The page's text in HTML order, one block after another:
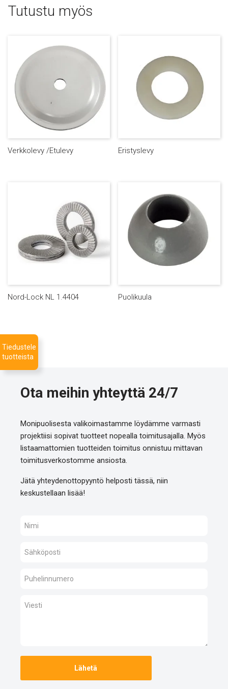
Tutustu myös
Verkkolevy /Etulevy Eristyslevy
Nord-Lock NL 1.4404 Puolikuula
Ota meihin yhteyttä 24/7
Monipuolisesta valikoimastamme löydämme varmasti
projektiisi sopivat tuotteet nopealla toimitusajalla. Myös
listaamattomien tuotteiden toimitus onnistuu mittavan
toimitusverkostomme ansiosta.
Jätä yhteydenottopyyntö helposti tässä, niin
keskustellaan lisää!
Tiedustele
tuotteista